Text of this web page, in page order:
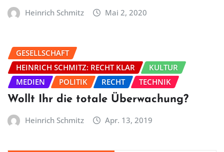
Heinrich Schmitz Mai 2, 2020
GESELLSCHAFT
HEINRICH SCHMITZ: RECHT KLAR
KULTUR
MEDIEN
POLITIK RECHT TECHNIK
Wollt Ihr die totale Überwachung?
Heinrich Schmitz Apr. 13, 2019